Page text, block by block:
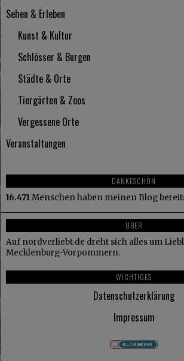
Sehen & Erleben
Kunst & Kultur
Schlösser & Burgen
Städte & Orte
Tiergärten & Zoos
Vergessene Orte
Veranstaltungen
DANKESCHÖN
16.471Menschen haben meinen Blog
ÜBER
Auf nordverliebt.de dreht sich alles um
Mecklenburg-Vorpommern.
WICHTIGES
Datenschutzerklärung
Impressum